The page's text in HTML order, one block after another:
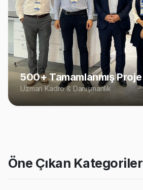
500+ Tamamlanmış Proje
Uzman Kadro & Danışmanlık
Öne Çıkan Kategoriler